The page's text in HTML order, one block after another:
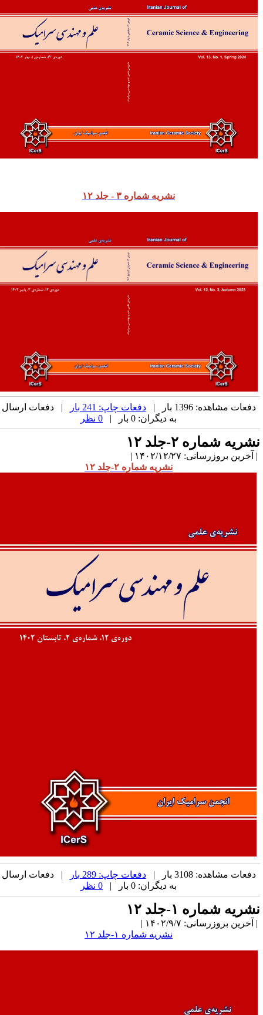
نشریه شماره ۳ - جلد ۱۲
دفعات مشاهده: 1396 بار | دفعات چاپ: 241 بار
| دفعات ارسال
به دیگران: 0 بار |
شماره ۲-جلد ۱۲
بروزرسانی: ۱۴۰۲/۱۲/۲۷ |
نشریه شماره ۲-جلد ۱۲
دفعات مشاهده: 3108 بار | دفعات چاپ: 289 بار
| دفعات ارسال
به دیگران: 0 بار |
شماره ۱-جلد ۱۲
بروزرسانی: ۱۴۰۲/۹/۷ |
نشریه شماره ۱-جلد ۱۲